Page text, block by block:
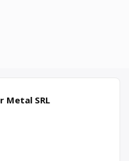
Metal SRL